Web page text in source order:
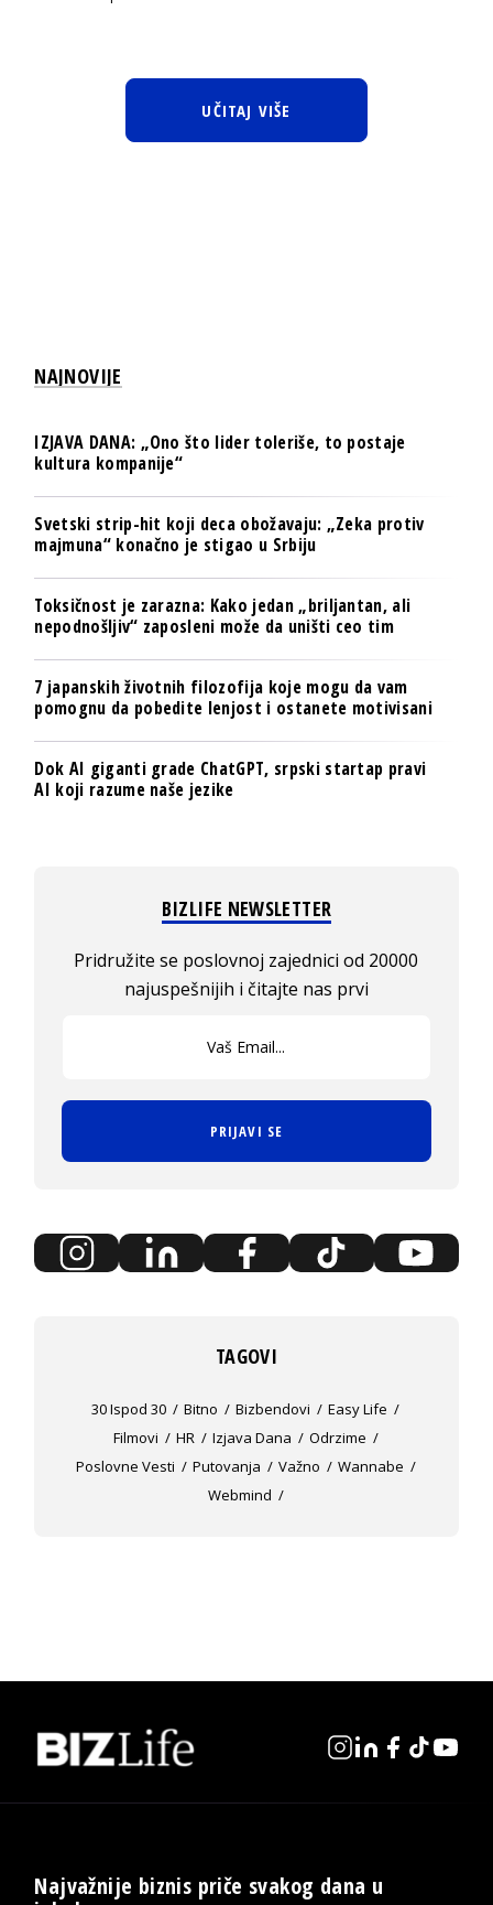
UČITAJ VIŠE
NAJNOVIJE
IZJAVA DANA: „Ono što lider toleriše, to postaje
kultura kompanije“
Svetski strip-hit koji deca obožavaju: „Zeka protiv
majmuna“ konačno je stigao u Srbiju
Toksičnost je zarazna: Kako jedan „briljantan, ali
nepodnošljiv“ zaposleni može da uništi ceo tim
7 japanskih životnih filozofija koje mogu da vam
pomognu da pobedite lenjost i ostanete motivisani
Dok AI giganti grade ChatGPT, srpski startap pravi
AI koji razume naše jezike
BIZLIFE NEWSLETTER
Pridružite se poslovnoj zajednici od 20000
najuspešnijih i čitajte nas prvi
PRIJAVI SE
TAGOVI
30 Ispod 30 Bitno Bizbendovi
Easy Life
Filmovi
HR Izjava Dana
Odrzime
Poslovne Vesti
Putovanja Važno
Wannabe
Webmind
Najvažnije biznis priče svakog dana u